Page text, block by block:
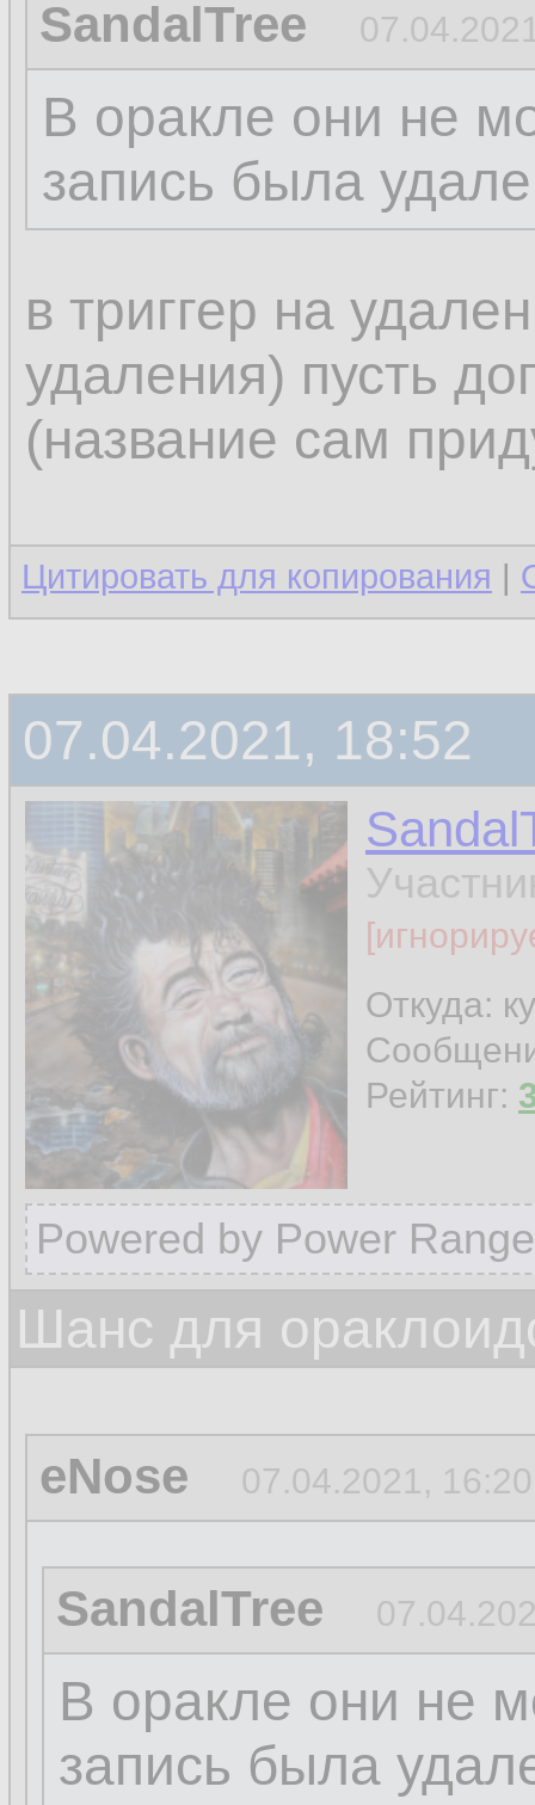
SandalTree
В оракле они не
запись была
в триггер на
удаления) пусть
(название сам
Цитировать для копирования |
07.04.2021, 18:52
Откуда:
Рейтинг:
Powered by Power
Шанс для
eNose 07.04.2021, 16:20
SandalTree
В оракле они не
запись была